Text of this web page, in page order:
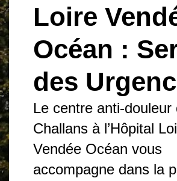
Loire
Océan :
des
Le centre anti-douleur
Challans à l’Hôpital
Vendée Océan vous
accompagne dans la